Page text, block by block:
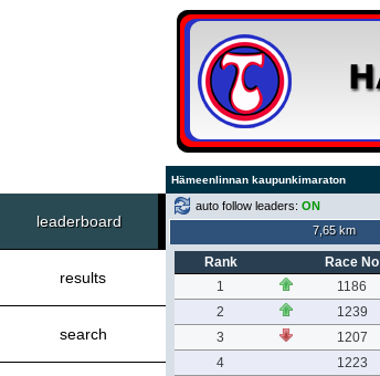
Hämeenlinnan kaupunkimaraton
leaderboard
results
search
auto follow leaders: ON
7,65 km
Rank Race No
1
1186
2
1239
3
1207
4
1223